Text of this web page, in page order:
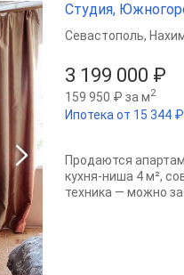
Студия,
3 199 000 ₽
159 950 ₽ за м2
Ипотека от 15 344
Севастополь,
Продаются
кухня-ниша 4 м²,
техника — можно